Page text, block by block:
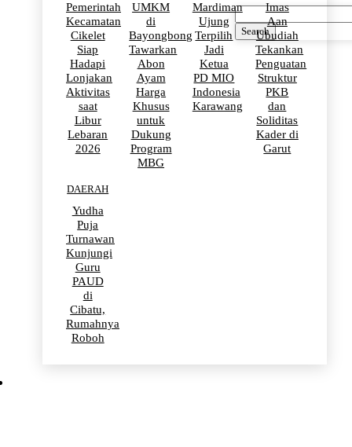
Pemerintah
Kecamatan
Cikelet
Siap
Hadapi
Lonjakan
Aktivitas
saat
Libur
Lebaran
2026
UMKM
di
Bayongbong
Tawarkan
Abon
Ayam
Harga
Khusus
untuk
Dukung
Program
MBG
Mardiman
Ujung
Terpilih
Jadi
Ketua
PD MIO
Indonesia
Karawang
Imas
Aan
Ubudiah
Tekankan
Penguatan
Struktur
PKB
dan
Soliditas
Kader di
Garut
DAERAH
Yudha
Puja
Turnawan
Kunjungi
Guru
PAUD
di
Cibatu,
Rumahnya
Roboh
Search